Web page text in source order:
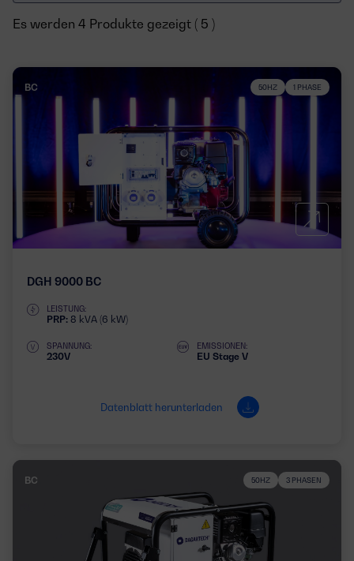
Es werden 4 Produkte gezeigt ( 5 )
BC 50HZ 1 PHASE
DGH 9000 BC
LEISTUNG:
PRP: 8 kVA (6 kW)
SPANNUNG:
230V
EMISSIONEN:
EU Stage V
Datenblatt herunterladen
BC 50HZ 3 PHASEN